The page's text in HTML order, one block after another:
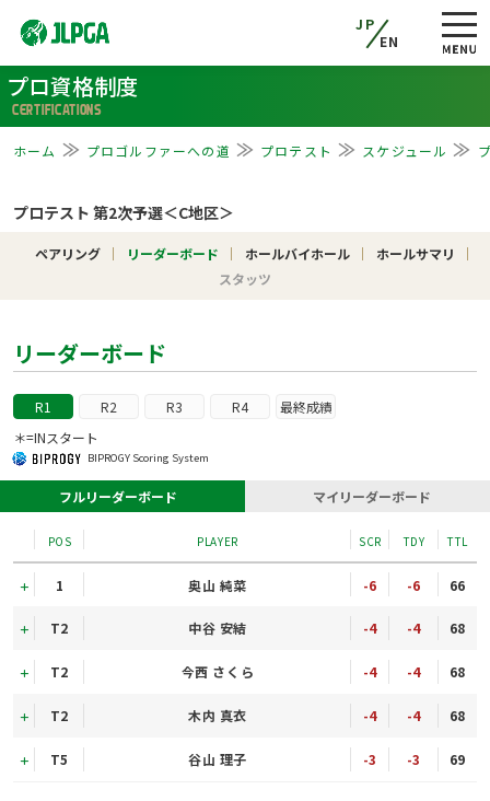
JP
EN
プロ資格制度
CERTIFICATIONS
ホーム プロゴルファーへの道 プロテスト スケジュール
プロテスト 第2次予選＜C地区＞
ペアリング リーダーボード ホールバイホール
ホールサマリ
スタッツ
リーダーボード
R1 R2 R3 R4 最終成績
BIPROGY Scoring System
＊=INスタート
フルリーダーボード マイリーダーボード
POS PLAYER SCR TDY TTL
1 奥山 純菜 -6 -6 66
T2 中谷 安結 -4 -4 68
T2 今西 さくら -4 -4 68
T2 木内 真衣 -4 -4 68
T5 谷山 理子 -3 -3 69